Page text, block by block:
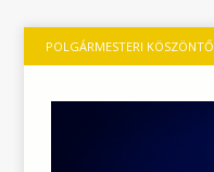
POLGÁRMESTERI KÖSZÖNTŐ